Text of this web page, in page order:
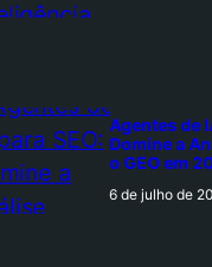
Agentes de
Domine a
o GEO em
6 de julho de